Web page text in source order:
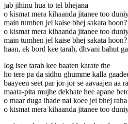
jab jihinu hua to tel bhejana
o kismat mera kihaanda jitanee too
main tumhen jel kaise bhej sakata hoon?
o kismat mera kihaanda jitanee too
main tumhen jel kaise bhej sakata hoon?
haan, ek bord kee tarah, dhvani bahut
log isee tarah kee baaten karate the
ho tere pa da sidhu ghumme kalla
baayeen seet par jor-jor se aavaajen aa
maata-pita mujhe dekhate hee apane
o maar duga ihade nai koee jel bhej
o kismat mera kihaanda jitanee too